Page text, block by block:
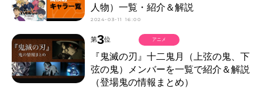
人物）一覧・紹介＆解説
2024-03-11 16:00
第3位
『鬼滅の刃』十二鬼月（上弦の鬼、下
弦の鬼）メンバーを一覧で紹介＆解説
（登場鬼の情報まとめ）
アニメ